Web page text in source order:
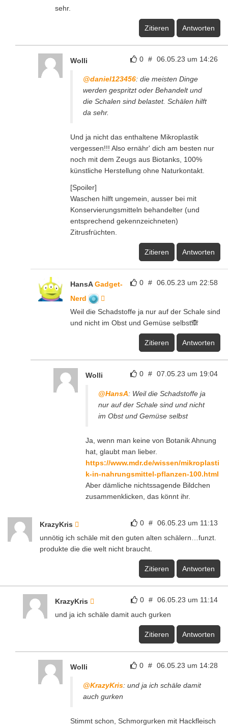
sehr.
Zitieren Antworten
0 # 06.05.23 um 14:26
Wolli
@daniel123456: die meisten Dinge
werden gespritzt oder Behandelt und
die Schalen sind belastet. Schälen hilft
da sehr.
Und ja nicht das enthaltene Mikroplastik
vergessen!!! Also ernähr' dich am besten nur
noch mit dem Zeugs aus Biotanks, 100%
künstliche Herstellung ohne Naturkontakt.
[Spoiler]
Waschen hilft ungemein, ausser bei mit
Konservierungsmitteln behandelter (und
entsprechend gekennzeichneten)
Zitrusfrüchten.
Zitieren Antworten
0 # 06.05.23 um 22:58
HansAGadget-
Nerd
Weil die Schadstoffe ja nur auf der Schale sind
und nicht im Obst und Gemüse selbst🙈
Zitieren Antworten
0 # 07.05.23 um 19:04
Wolli
@HansA: Weil die Schadstoffe ja
nur auf der Schale sind und nicht
im Obst und Gemüse selbst
Ja, wenn man keine von Botanik Ahnung
hat, glaubt man lieber.
https://www.mdr.de/wissen/mikroplasti
k-in-nahrungsmittel-pflanzen-100.html
Aber dämliche nichtssagende Bildchen
zusammenklicken, das könnt ihr.
0 # 06.05.23 um 11:13
KrazyKris
unnötig ich schäle mit den guten alten schälern…funzt.
produkte die die welt nicht braucht.
Zitieren Antworten
0 # 06.05.23 um 11:14
KrazyKris
und ja ich schäle damit auch gurken
Zitieren Antworten
0 # 06.05.23 um 14:28
Wolli
@KrazyKris: und ja ich schäle damit
auch gurken
Stimmt schon, Schmorgurken mit Hackfleisch